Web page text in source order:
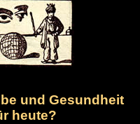
und Gesundheit
heute?